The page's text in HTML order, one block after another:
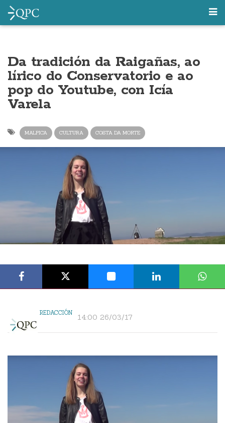
Da tradición da Raigañas, ao
lírico do Conservatorio e ao
pop do Youtube, con Icía
Varela
MALPICA CULTURA COSTA DA MORTE
REDACCIÓN 14:00 26/03/17